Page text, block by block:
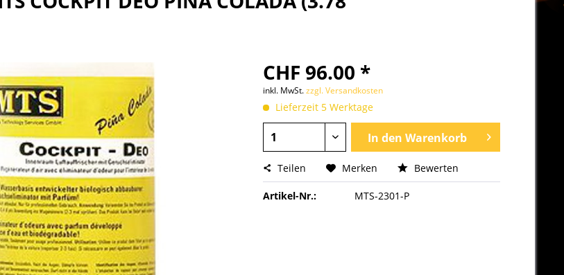
CHF 96.00 *
inkl. MwSt.zzgl. Versandkosten
Lieferzeit 5 Werktage
In den Warenkorb
Teilen Merken Bewerten
Artikel-Nr.: MTS-2301-P